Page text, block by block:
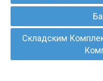
Складским